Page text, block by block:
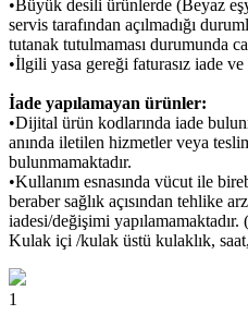
•Büyük desili ürünlerde (Beyaz
servis tarafından açılmadığı
tutanak tutulmaması durumunda
•İlgili yasa gereği faturasız iade
İade yapılamayan ürünler:
•Dijital ürün kodlarında iade
anında iletilen hizmetler veya
bulunmamaktadır.
•Kullanım esnasında vücut ile
beraber sağlık açısından tehlike
iadesi/değişimi
Kulak içi /kulak üstü kulaklık,
1